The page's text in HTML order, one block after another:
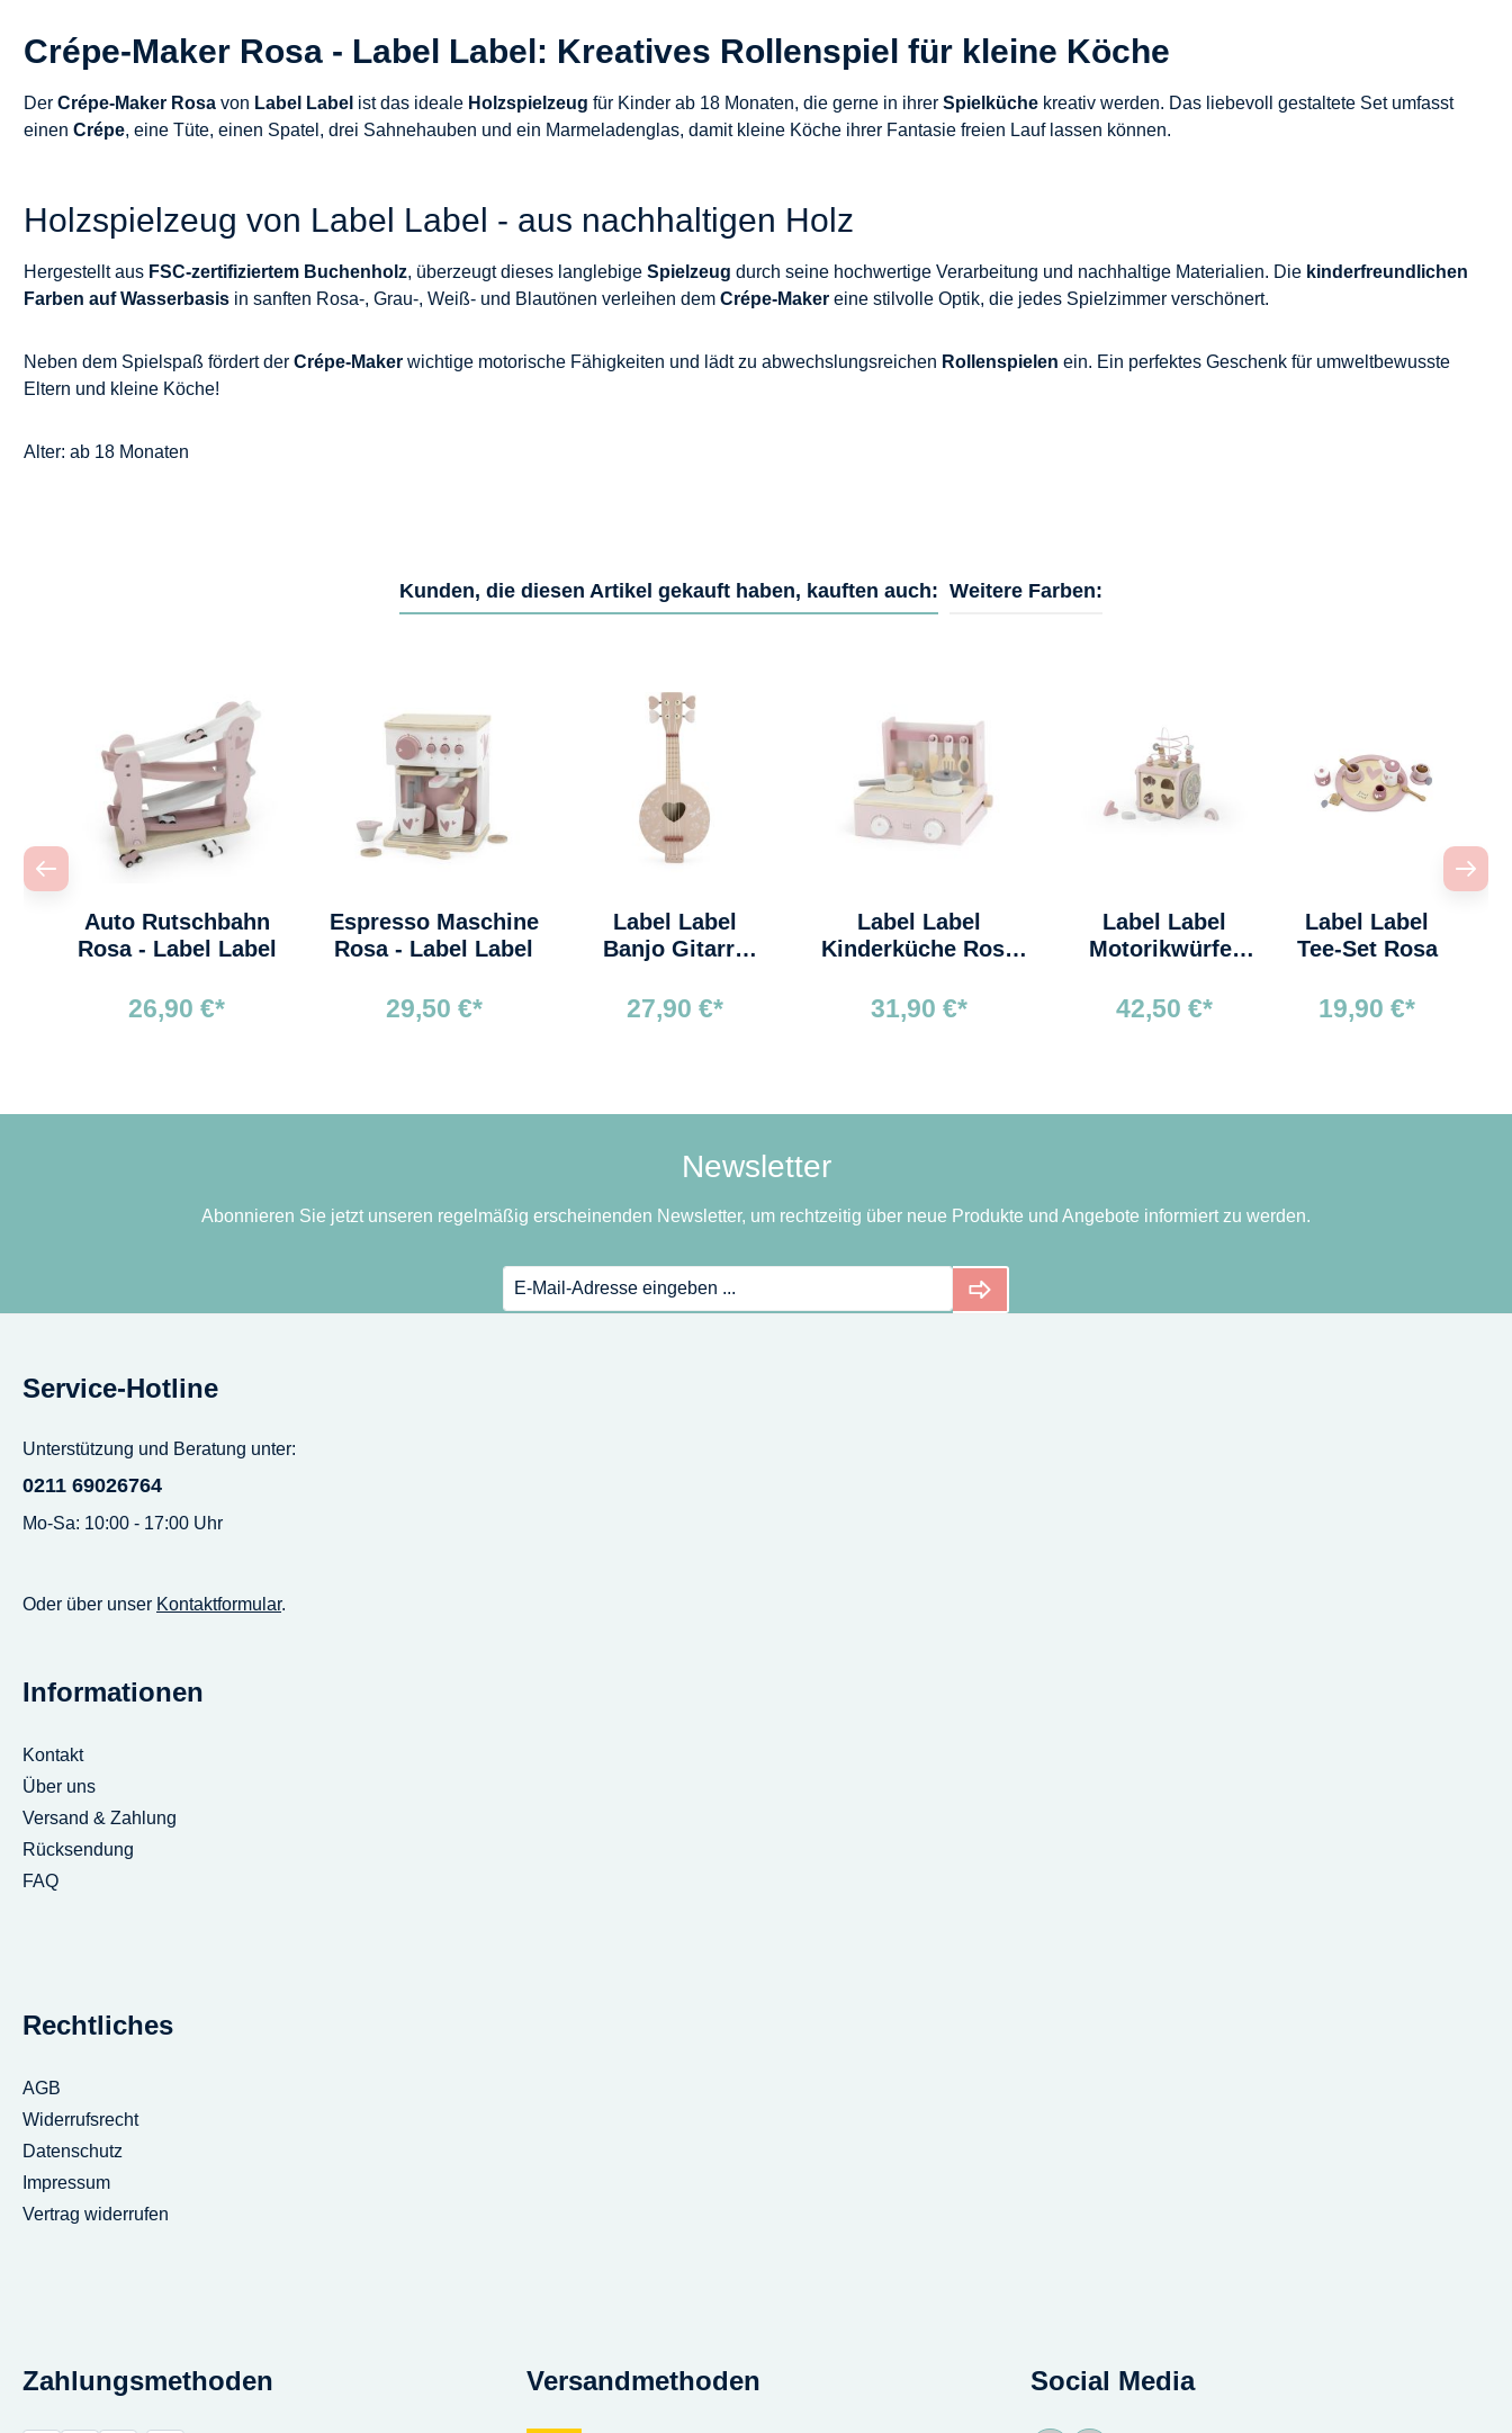
Crépe-Maker Rosa - Label Label: Kreatives Rollenspiel für kleine Köche
Der Crépe-Maker Rosa von Label Label ist das ideale Holzspielzeug für Kinder ab 18 Monaten, die gerne in ihrer Spielküche kreativ werden. Das liebevoll gestaltete Set umfasst
einen Crépe, eine Tüte, einen Spatel, drei Sahnehauben und ein Marmeladenglas, damit kleine Köche ihrer Fantasie freien Lauf lassen können.
Holzspielzeug von Label Label - aus nachhaltigen Holz
Hergestellt aus FSC-zertifiziertem Buchenholz, überzeugt dieses langlebige Spielzeug durch seine hochwertige Verarbeitung und nachhaltige Materialien. Die kinderfreundlichen
Farben auf Wasserbasis in sanften Rosa-, Grau-, Weiß- und Blautönen verleihen dem Crépe-Maker eine stilvolle Optik, die jedes Spielzimmer verschönert.
Neben dem Spielspaß fördert der Crépe-Maker wichtige motorische Fähigkeiten und lädt zu abwechslungsreichen Rollenspielen ein. Ein perfektes Geschenk für umweltbewusste
Eltern und kleine Köche!
Alter: ab 18 Monaten
Kunden, die diesen Artikel gekauft haben, kauften auch: Weitere Farben:
Auto Rutschbahn
Rosa - Label Label
26,90 €*
Espresso Maschine
Rosa - Label Label
29,50 €*
Label Label
Banjo Gitarre
27,90 €*
Label Label
Kinderküche Rosa
31,90 €*
Label Label
Motorikwürfel
42,50 €*
Label Label
Tee-Set Rosa
19,90 €*
Newsletter
Abonnieren Sie jetzt unseren regelmäßig erscheinenden Newsletter, um rechtzeitig über neue Produkte und Angebote informiert zu werden.
Service-Hotline
Unterstützung und Beratung unter:
0211 69026764
Mo-Sa: 10:00 - 17:00 Uhr
Oder über unser Kontaktformular.
Informationen
Kontakt
Über uns
Versand & Zahlung
Rücksendung
FAQ
Rechtliches
AGB
Widerrufsrecht
Datenschutz
Impressum
Vertrag widerrufen
Zahlungsmethoden Versandmethoden Social Media